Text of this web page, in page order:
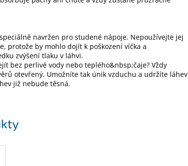
navržen pro studené nápoje. Nepoužívejte jej
protože by mohlo dojít k poškození víčka a
zvýšení tlaku v láhvi.
bez perlivé vody nebo teplého&nbsp;čaje? Vždy
otevřený. Umožníte tak únik vzduchu a udržíte láhev
již nebude těsná.